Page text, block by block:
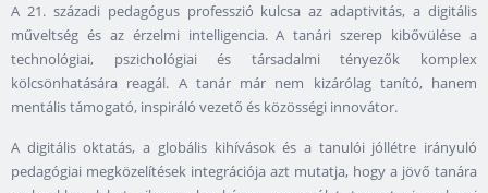
A 21. századi pedagógus professzió kulcsa az adaptivitás, a digitális
műveltség és az érzelmi intelligencia. A tanári szerep kibővülése a
technológiai, pszichológiai és társadalmi tényezők komplex
kölcsönhatására reagál. A tanár már nem kizárólag tanító, hanem
mentális támogató, inspiráló vezető és közösségi innovátor.
A digitális oktatás, a globális kihívások és a tanulói jóllétre irányuló
pedagógiai megközelítések integrációja azt mutatja, hogy a jövő tanára